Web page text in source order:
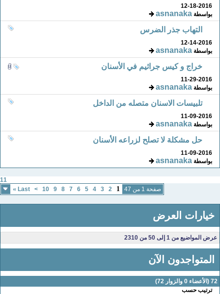
12-18-2016
بواسطةasnanaka
التهاب جذر الضرس
12-14-2016
بواسطةasnanaka
خراج و كيس جراثيم في الأسنان
11-29-2016
بواسطةasnanaka
تلبيسات الاسنان متصله من الداخل
11-09-2016
بواسطةasnanaka
حل مشكلة لا تصلح لزراعه الأسنان
11-09-2016
بواسطةasnanaka
11
صفحة 1 من 47
2
3
4
5
6
7
8
9
10
>
Last
»
خيارات العرض
عرض المواضيع من 1 إلى 50 من 2310
المتواجدون الآن
72 (الأعضاء 0 والزوار 72)
ترتيب حسب